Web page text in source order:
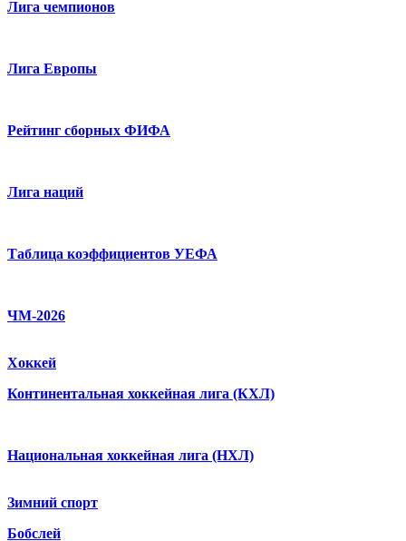
Лига чемпионов
Лига Европы
Рейтинг сборных ФИФА
Лига наций
Таблица коэффициентов УЕФА
ЧМ-2026
Хоккей
Континентальная хоккейная лига (КХЛ)
Национальная хоккейная лига (НХЛ)
Зимний спорт
Бобслей